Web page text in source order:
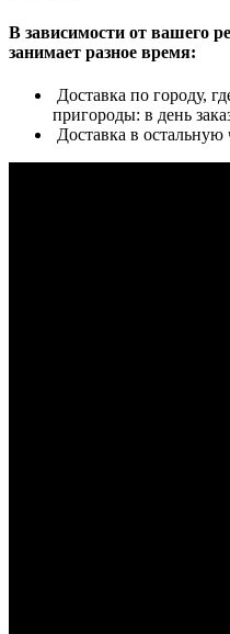
В зависимости от вашего
занимает разное время:
Доставка по городу,
пригороды: в день
Доставка в остальную